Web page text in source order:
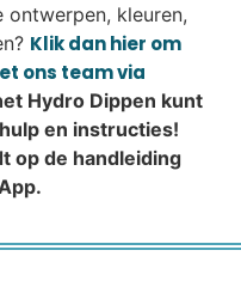
kleuren,
Klik dan hier om
ons team via
Hydro Dippen kunt
en instructies!
op de handleiding